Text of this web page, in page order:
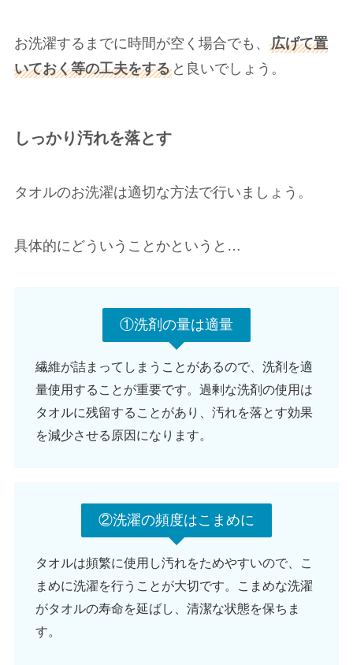
お洗濯するまでに時間が空く場合でも、 広げて置
いておく等の工夫をすると良いでしょう。
しっかり汚れを落とす
タオルのお洗濯は適切な方法で行いましょう。
具体的にどういうことかというと…
①洗剤の量は適量
繊維が詰まってしまうことがあるので、洗剤を適
量使用することが重要です。過剰な洗剤の使用は
タオルに残留することがあり、汚れを落とす効果
を減少させる原因になります。
②洗濯の頻度はこまめに
タオルは頻繁に使用し汚れをためやすいので、こ
まめに洗濯を行うことが大切です。こまめな洗濯
がタオルの寿命を延ばし、清潔な状態を保ちま
す。